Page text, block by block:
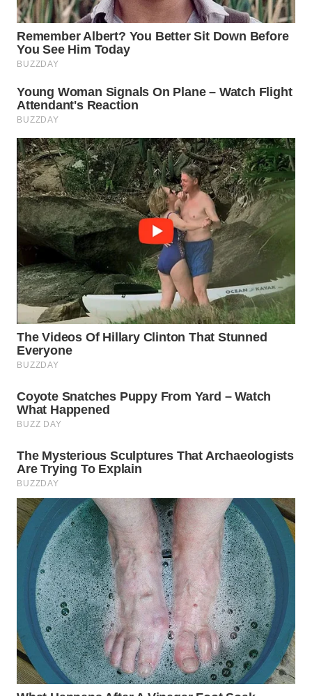
WN
SUBANG
WN
SUKABUMI
WN
PURWAKARTA
WN
PRIANGAN
TIMUR
WN
SEMARANG
WN
SOLO
WN
BOROBUDUR
MADURA
WN
WN
NATUNA
BINTAN
WN
MANDALIKA
WN
LIKUPANG
WN